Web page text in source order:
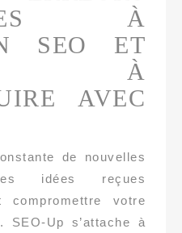
À
SEO ET
À
AVEC
de nouvelles
idées reçues
compromettre votre
SEO-Up s’attache à